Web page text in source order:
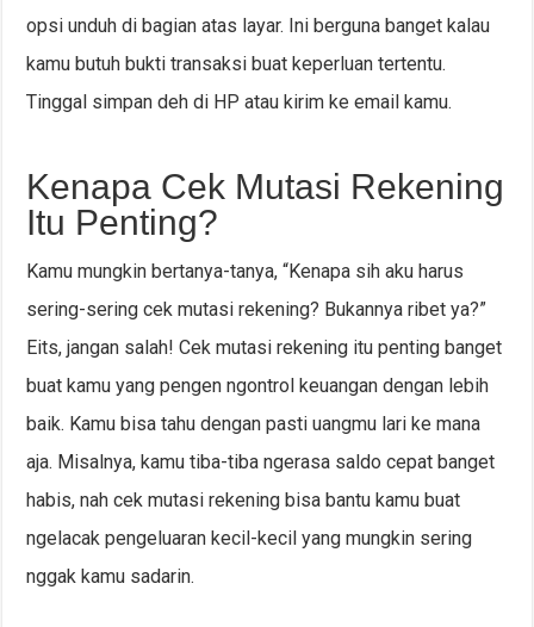
opsi unduh di bagian atas layar. Ini berguna banget kalau
kamu butuh bukti transaksi buat keperluan tertentu.
Tinggal simpan deh di HP atau kirim ke email kamu.
Kenapa Cek Mutasi Rekening
Itu Penting?
Kamu mungkin bertanya-tanya, “Kenapa sih aku harus
sering-sering cek mutasi rekening? Bukannya ribet ya?”
Eits, jangan salah! Cek mutasi rekening itu penting banget
buat kamu yang pengen ngontrol keuangan dengan lebih
baik. Kamu bisa tahu dengan pasti uangmu lari ke mana
aja. Misalnya, kamu tiba-tiba ngerasa saldo cepat banget
habis, nah cek mutasi rekening bisa bantu kamu buat
ngelacak pengeluaran kecil-kecil yang mungkin sering
nggak kamu sadarin.